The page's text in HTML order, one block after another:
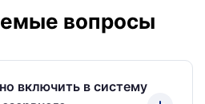
вопросы
включить в систему